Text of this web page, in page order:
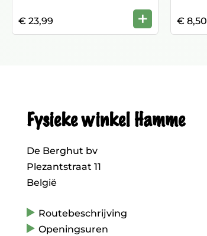
€ 23,99 + € 8,50
Fysieke winkel Hamme
De Berghut bv
Plezantstraat 11
België
Routebeschrijving
Openingsuren